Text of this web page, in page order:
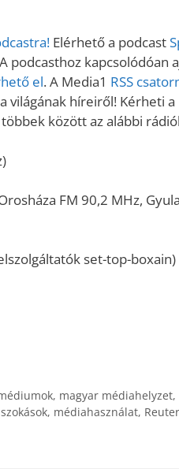
Elérhető a podcast
kapcsolódóan
el. A Media1 RSS
világának híreiről! Kérheti a
között az alábbi
FM 90,2 MHz,
set-top-boxain)
, magyar médiahelyzet,
, médiahasználat,